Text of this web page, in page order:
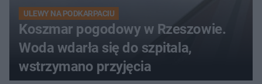
ULEWY NA PODKARPACIU
Koszmar pogodowy w Rzeszowie.
Woda wdarła się do szpitala,
wstrzymano przyjęcia